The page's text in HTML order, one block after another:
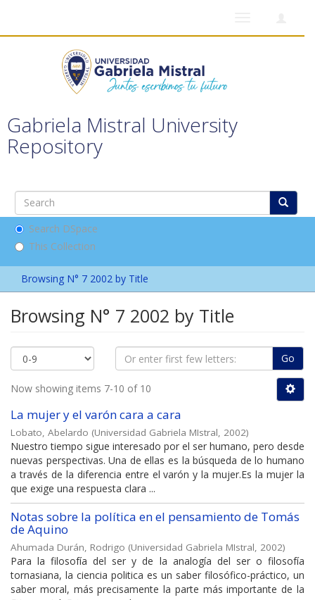
Gabriela Mistral University
Repository
Search DSpace
This Collection
Browsing N° 7 2002 by Title
Browsing N° 7 2002 by Title
Go
Now showing items 7-10 of 10
La mujer y el varón cara a cara
Lobato, Abelardo (Universidad Gabriela MIstral, 2002)
Nuestro tiempo sigue interesado por el ser humano, pero desde
nuevas perspectivas. Una de ellas es la búsqueda de lo humano
a través de la diferencia entre el varón y la mujer.Es la mujer la
que exige una respuesta clara ...
Notas sobre la política en el pensamiento de Tomás
de Aquino
Ahumada Durán, Rodrigo (Universidad Gabriela MIstral, 2002)
Para la filosofía del ser y de la analogía del ser o filosofía
tornasiana, la ciencia politica es un saber filosófico-práctico, un
saber moral, más precisamente la parte más importante de la